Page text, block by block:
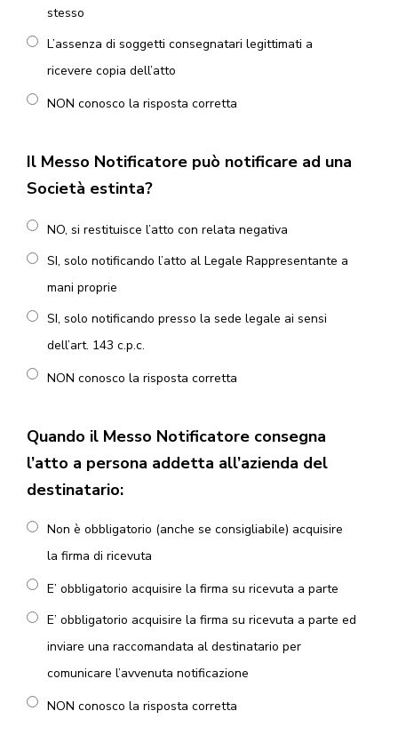
stesso
L’assenza di soggetti consegnatari legittimati a
ricevere copia dell’atto
NON conosco la risposta corretta
Il Messo Notificatore può notificare ad una
Società estinta?
NO, si restituisce l’atto con relata negativa
SI, solo notificando l’atto al Legale Rappresentante a
mani proprie
SI, solo notificando presso la sede legale ai sensi
dell’art. 143 c.p.c.
NON conosco la risposta corretta
Quando il Messo Notificatore consegna
l’atto a persona addetta all’azienda del
destinatario:
Non è obbligatorio (anche se consigliabile) acquisire
la firma di ricevuta
E’ obbligatorio acquisire la firma su ricevuta a parte
E’ obbligatorio acquisire la firma su ricevuta a parte ed
inviare una raccomandata al destinatario per
comunicare l’avvenuta notificazione
NON conosco la risposta corretta